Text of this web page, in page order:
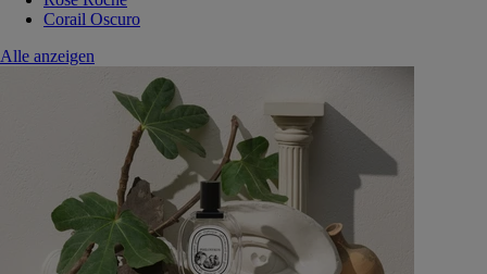
Corail Oscuro
Alle anzeigen